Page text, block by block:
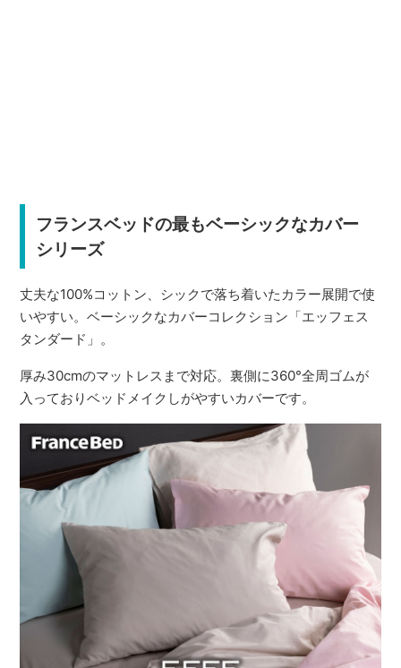
フランスベッドの最もベーシックなカバー
シリーズ
丈夫な100%コットン、シックで落ち着いたカラー展開で使
いやすい。ベーシックなカバーコレクション「エッフェス
タンダード」。
厚み30cmのマットレスまで対応。裏側に360°全周ゴムが
入っておりベッドメイクしがやすいカバーです。